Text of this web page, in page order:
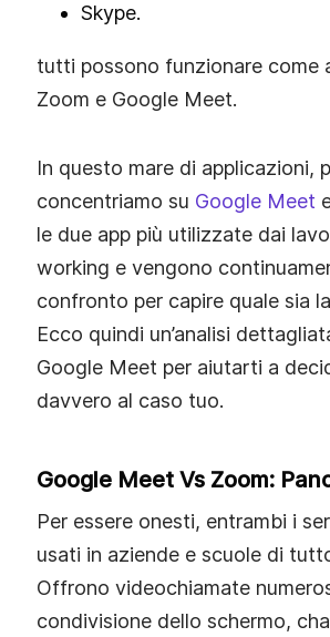
Skype.
tutti possono funzionare come
Zoom e Google Meet.
In questo mare di applicazioni,
concentriamo su Google Meet
le due app più utilizzate dai
working e vengono
confronto per capire quale sia
Ecco quindi un’analisi
Google Meet per aiutarti a
davvero al caso tuo.
Google Meet Vs Zoom:
Per essere onesti, entrambi i
usati in aziende e scuole di
Offrono videochiamate
condivisione dello schermo,